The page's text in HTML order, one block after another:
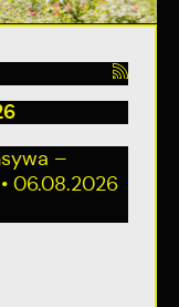
–
06.08.2026